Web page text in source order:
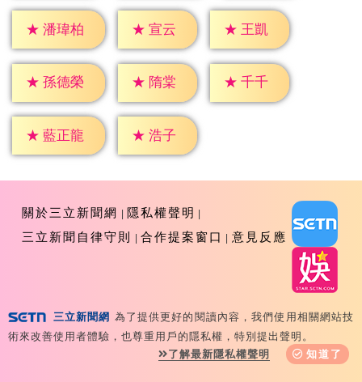
★ 潘瑋柏 ★ 宣云 ★ 王凱
★ 孫德榮 ★ 隋棠 ★ 千千
★ 藍正龍 ★ 浩子
關於三立新聞網
隱私權聲明
三立新聞自律守則
合作提案窗口 意見反應
Reserved 版權所有 盜用必究 台北市內湖區舊宗路一段159
號 02-8792-8888
三立新聞網 為了提供更好的閱讀內容，我們使用相關網站技
術來改善使用者體驗，也尊重用戶的隱私權，特別提出聲明。
了解最新隱私權聲明
知道了